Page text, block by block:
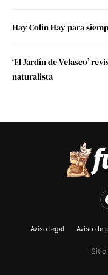
Hay Colin Hay para
‘El Jardín de Velasco’
naturalista
Aviso legal Aviso de